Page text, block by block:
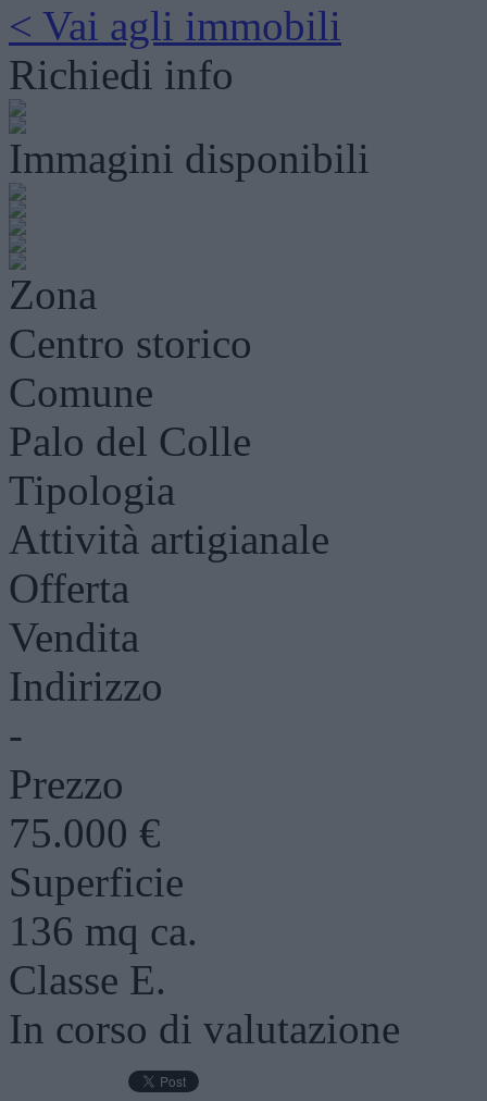
< Vai agli immobili
Richiedi info
Immagini disponibili
Zona
Centro storico
Comune
Palo del Colle
Tipologia
Attività artigianale
Offerta
Vendita
Indirizzo
-
Prezzo
75.000 €
Superficie
136 mq ca.
Classe E.
In corso di valutazione